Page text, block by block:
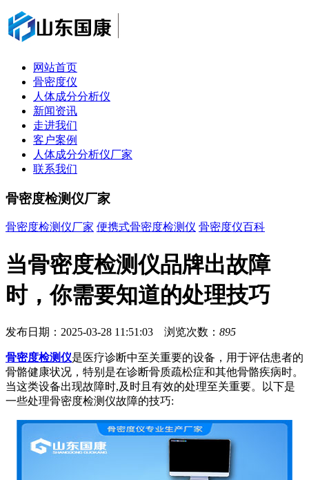
网站首页
骨密度仪
人体成分分析仪
新闻资讯
走进我们
客户案例
人体成分分析仪厂家
联系我们
骨密度检测仪厂家
骨密度检测仪厂家 便携式骨密度检测仪 骨密度仪百科
当骨密度检测仪品牌出故障
时，你需要知道的处理技巧
发布日期：2025-03-28 11:51:03 浏览次数： 895
骨密度检测仪是医疗诊断中至关重要的设备，用于评估患者的
骨骼健康状况，特别是在诊断骨质疏松症和其他骨骼疾病时。
当这类设备出现故障时,及时且有效的处理至关重要。以下是
一些处理骨密度检测仪故障的技巧: